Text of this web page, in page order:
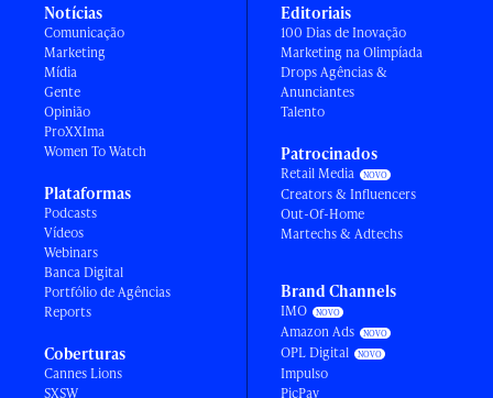
Notícias
Comunicação
Marketing
Mídia
Gente
Opinião
ProXXIma
Women To Watch
Plataformas
Podcasts
Vídeos
Webinars
Banca Digital
Portfólio de Agências
Reports
Coberturas
Cannes Lions
SXSW
Editoriais
100 Dias de Inovação
Marketing na Olimpíada
Drops Agências &
Anunciantes
Talento
Patrocinados
Retail Media
Creators & Influencers
Out-Of-Home
Martechs & Adtechs
Brand Channels
IMO
Amazon Ads
OPL Digital
Impulso
PicPay